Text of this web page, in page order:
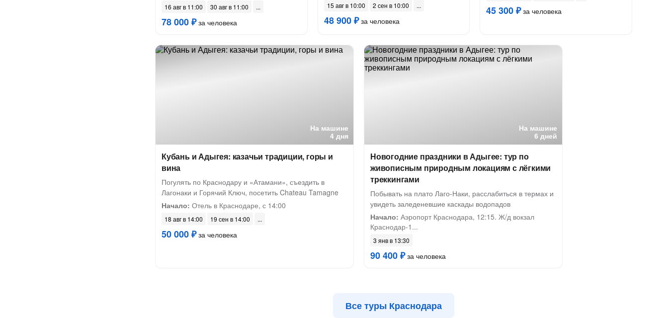
16 авг в 11:00 30 авг в 11:00
78 000 ₽за человека
15 авг в 10:00 2 сен в 10:00
48 900 ₽за человека
45 300 ₽за человека
На машине
4 дня
Кубань и Адыгея: казачьи традиции, горы и
вина
Погулять по Краснодару и «Атамани», съездить в
Лагонаки и Горячий Ключ, посетить Chateau Tamagne
Начало: Отель в Краснодаре, с 14:00
18 авг в 14:00 19 сен в 14:00
50 000 ₽за человека
На машине
6 дней
Новогодние праздники в Адыгее: тур по
живописным природным локациям с лёгкими
треккингами
Побывать на плато Лаго-Наки, расслабиться в термах и
увидеть заледеневшие каскады водопадов
Начало: Аэропорт Краснодара, 12:15. Ж/д вокзал
Краснодар-1...
3 янв в 13:30
90 400 ₽за человека
Все туры Краснодара